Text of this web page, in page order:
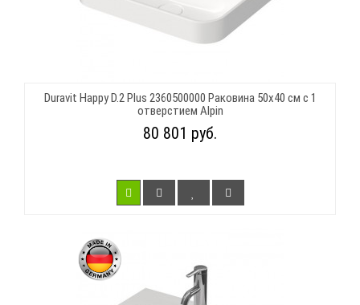
Duravit Happy D.2 Plus 2360500000 Раковина 50х40 см с 1
отверстием Alpin
80 801 руб.